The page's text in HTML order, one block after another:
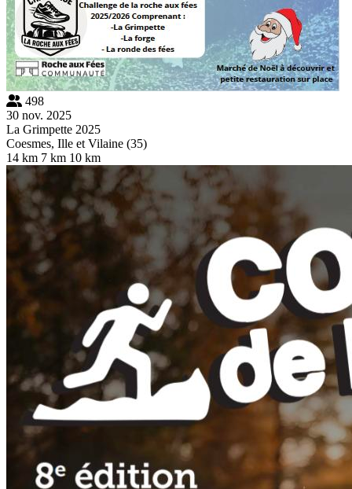
498
30 nov. 2025
La Grimpette 2025
Coesmes, Ille et Vilaine (35)
14 km 7 km 10 km